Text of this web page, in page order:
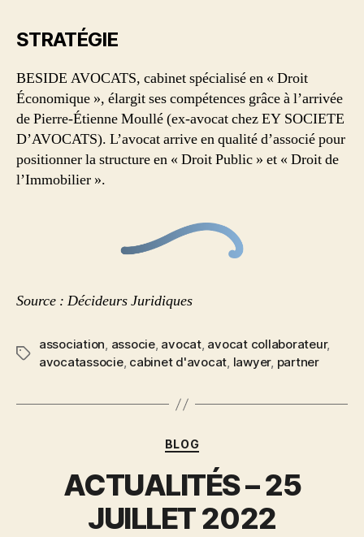
STRATÉGIE
BESIDE AVOCATS, cabinet spécialisé en « Droit
Économique », élargit ses compétences grâce à l’arrivée
de Pierre-Étienne Moullé (ex-avocat chez EY SOCIETE
D’AVOCATS). L’avocat arrive en qualité d’associé pour
positionner la structure en « Droit Public » et « Droit de
l’Immobilier ».
Source : Décideurs Juridiques
association, associe, avocat, avocat collaborateur,
avocatassocie, cabinet d'avocat, lawyer, partner
BLOG
ACTUALITÉS – 25
JUILLET 2022